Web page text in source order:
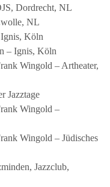
Dordrecht, NL
NL
Köln
– Ignis, Köln
Wingold – Artheater,
Jazztage
Wingold –
Wingold – Jüdisches
Jazzclub,